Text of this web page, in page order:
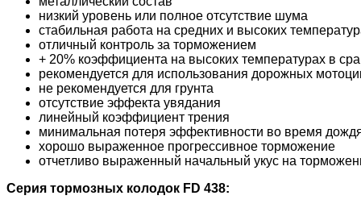
низкий уровень или полное отсутствие шума
стабильная работа на средних и высоких
отличный контроль за торможением
+ 20% коэффициента на высоких температурах в
рекомендуется для использования дорожных
не рекомендуется для грунта
отсутствие эффекта увядания
линейный коэффициент трения
минимальная потеря эффективности во время
хорошо выраженное прогрессивное торможение
отчетливо выраженный начальный укус на
Серия тормозных колодок FD 438: